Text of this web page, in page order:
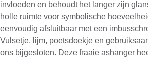
invloeden en behoudt het langer zijn
holle ruimte voor symbolische
eenvoudig afsluitbaar met een
Vulsetje, lijm, poetsdoekje en
ons bijgesloten. Deze fraaie ashanger